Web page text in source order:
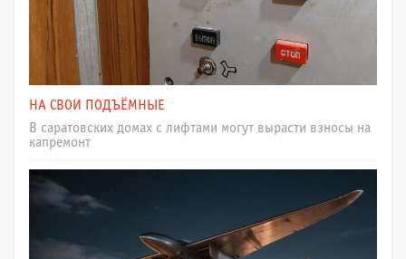
НА СВОИ ПОДЪЁМНЫЕ
В саратовских домах с лифтами могут вырасти взносы на
капремонт